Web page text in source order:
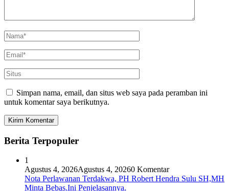
Simpan nama, email, dan situs web saya pada peramban ini
untuk komentar saya berikutnya.
Berita Terpopuler
1
Agustus 4, 2026Agustus 4, 20260 Komentar
Nota Perlawanan Terdakwa, PH Robert Hendra Sulu SH,MH
Minta Bebas.Ini Penjelasannya.